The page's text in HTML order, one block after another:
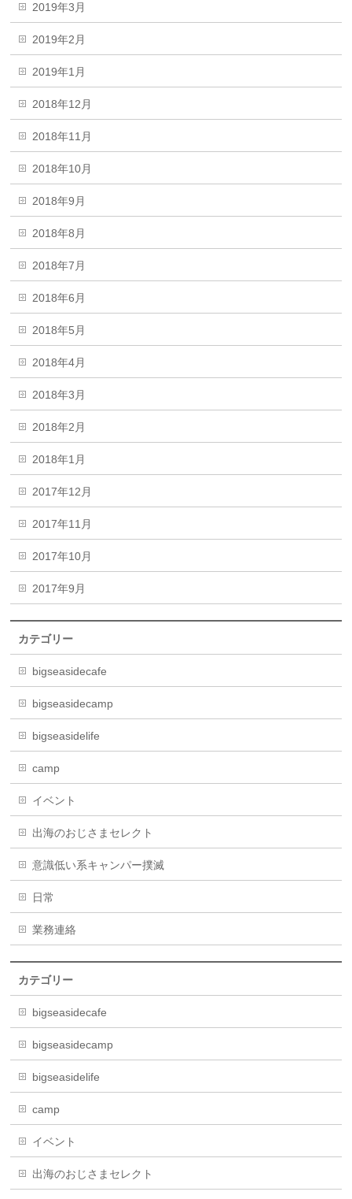
2019年3月
2019年2月
2019年1月
2018年12月
2018年11月
2018年10月
2018年9月
2018年8月
2018年7月
2018年6月
2018年5月
2018年4月
2018年3月
2018年2月
2018年1月
2017年12月
2017年11月
2017年10月
2017年9月
カテゴリー
bigseasidecafe
bigseasidecamp
bigseasidelife
camp
イベント
出海のおじさまセレクト
意識低い系キャンパー撲滅
日常
業務連絡
カテゴリー
bigseasidecafe
bigseasidecamp
bigseasidelife
camp
イベント
出海のおじさまセレクト